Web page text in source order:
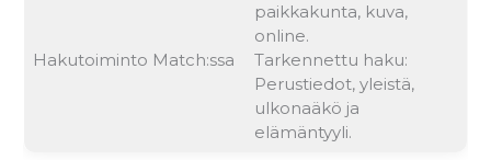
Hakutoiminto Match:ssa
paikkakunta, kuva,
online.
Tarkennettu haku:
Perustiedot, yleistä,
ulkonaäkö ja
elämäntyyli.